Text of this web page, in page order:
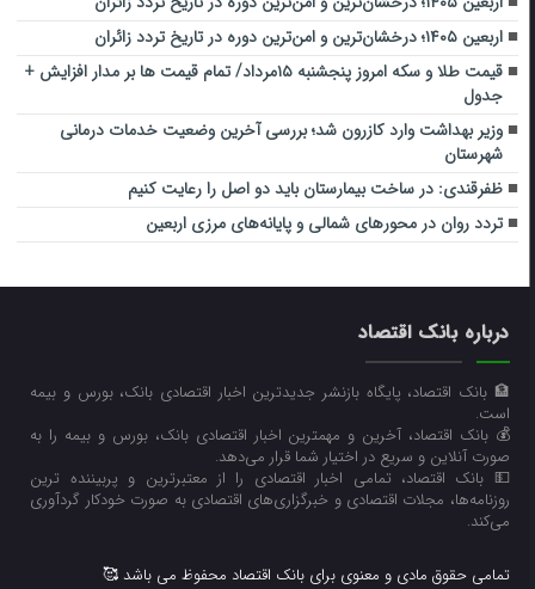
اربعین ۱۴۰۵؛ درخشان‌ترین و امن‌ترین دوره در تاریخ تردد زائران
قیمت طلا و سکه امروز پنجشنبه ۱۵مرداد/ تمام قیمت ها بر مدار افزایش +
جدول
وزیر بهداشت وارد کازرون شد؛ بررسی آخرین وضعیت خدمات درمانی
شهرستان
ظفرقندی: در ساخت بیمارستان باید دو اصل را رعایت کنیم
تردد روان در محورهای شمالی و پایانه‌های مرزی اربعین
درباره بانک اقتصاد
🏦 بانک اقتصاد، پایگاه بازنشر جدیدترین اخبار اقتصادی بانک، بورس و بیمه
است.
💰 بانک اقتصاد، آخرین و مهمترین اخبار اقتصادی بانک، بورس و بیمه را به
صورت آنلاین و سریع در اختیار شما قرار می‌‌دهد.
💵 بانک اقتصاد، تمامی اخبار اقتصادی را از معتبرترین و پربیننده ترین
روزنامه‌ها، مجلات اقتصادی و خبرگزاری‌های اقتصادی به صورت خودکار گردآوری
می‌کند.
تمامی حقوق مادی و معنوی برای بانک اقتصاد محفوظ می باشد 🥰